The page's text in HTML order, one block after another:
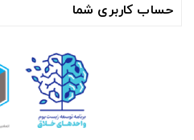
حساب کاربری شما